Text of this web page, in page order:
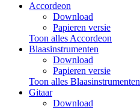
Accordeon
Download
Papieren versie
Toon alles Accordeon
Blaasinstrumenten
Download
Papieren versie
Toon alles Blaasinstrumenten
Gitaar
Download